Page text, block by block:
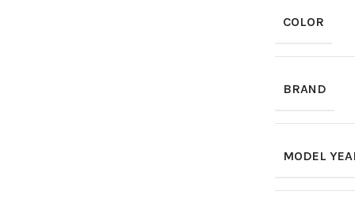
COLOR
BRAND
MODEL